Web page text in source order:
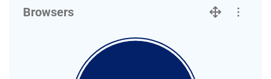
Browsers